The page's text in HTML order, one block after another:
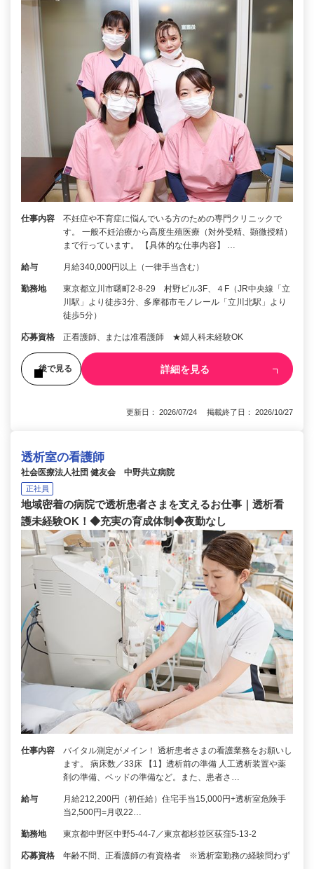
仕事内容
不妊症や不育症に悩んでいる方のための専門クリニックで
す。 一般不妊治療から高度生殖医療（対外受精、顕微授精）
まで行っています。 【具体的な仕事内容】 …
給与 月給340,000円以上（一律手当含む）
勤務地
東京都立川市曙町2-8-29 村野ビル3F、４F（JR中央線「立
川駅」より徒歩3分、多摩都市モノレール「立川北駅」より
徒歩5分）
応募資格 正看護師、または准看護師 ★婦人科未経験OK
後で見る 詳細を見る
更新日： 2026/07/24 掲載終了日： 2026/10/27
透析室の看護師
社会医療法人社団 健友会 中野共立病院
正社員
地域密着の病院で透析患者さまを支えるお仕事｜透析看
護未経験OK！◆充実の育成体制◆夜勤なし
仕事内容
バイタル測定がメイン！ 透析患者さまの看護業務をお願いし
ます。 病床数／33床 【1】透析前の準備 人工透析装置や薬
剤の準備、ベッドの準備など。また、患者さ…
給与
月給212,200円（初任給）住宅手当15,000円+透析室危険手
当2,500円=月収22…
勤務地 東京都中野区中野5-44-7／東京都杉並区荻窪5-13-2
応募資格 年齢不問、正看護師の有資格者 ※透析室勤務の経験問わず